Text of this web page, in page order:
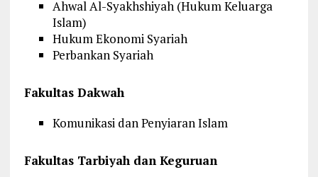
Ahwal Al-Syakhshiyah (Hukum Keluarga
Islam)
Hukum Ekonomi Syariah
Perbankan Syariah
Fakultas Dakwah
Komunikasi dan Penyiaran Islam
Fakultas Tarbiyah dan Keguruan